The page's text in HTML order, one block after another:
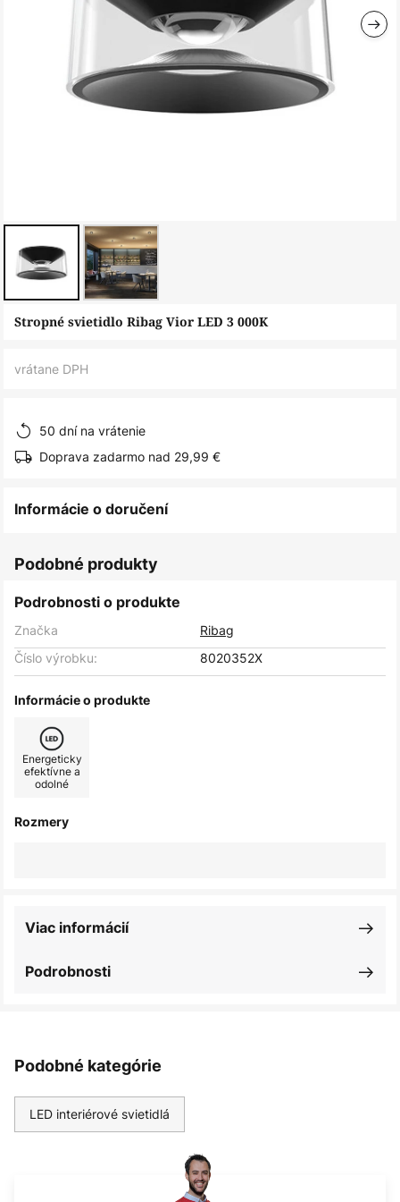
Preskočiť
Stropné svietidlo Ribag Vior LED 3 000K
vrátane DPH
50 dní na vrátenie
Doprava zadarmo nad 29,99 €
Informácie o doručení
Podobné produkty
Podrobnosti o produkte
Značka
Ribag
Číslo výrobku:
8020352X
Informácie o produkte
Energeticky
efektívne a
odolné
Rozmery
Podrobnosti
Viac informácií
Podobné kategórie
LED interiérové svietidlá